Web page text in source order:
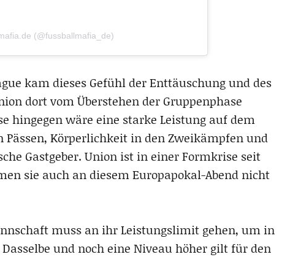
(@fussballmafia_de)
kam dieses Gefühl der Enttäuschung und des
dort vom Überstehen der Gruppenphase
hingegen wäre eine starke Leistung auf dem
Körperlichkeit in den Zweikämpfen und
Gastgeber. Union ist in einer Formkrise seit
sie auch an diesem Europapokal-Abend nicht
muss an ihr Leistungslimit gehen, um in
und noch eine Niveau höher gilt für den